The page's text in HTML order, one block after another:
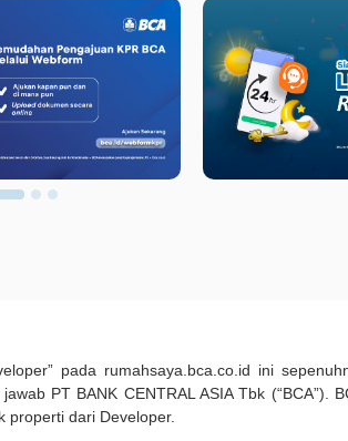
pada rumahsaya.bca.co.id ini
PT BANK CENTRAL ASIA Tbk (“BCA”).
properti dari Developer.